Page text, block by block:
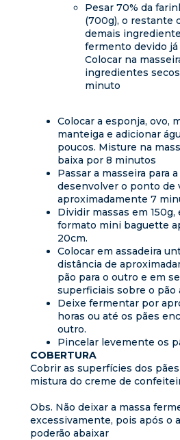
Pesar 70% da
(700g), o restante
demais
fermento devido
Colocar na
ingredientes
minuto
Colocar a esponja, ovo,
manteiga e adicionar
poucos. Misture na
baixa por 8 minutos​
Passar a masseira para
desenvolver o ponto de
aproximadamente 7
Dividir massas em 150g,
formato mini baguette
20cm.​
Colocar em assadeira
distância de
pão para o outro e em
superficiais sobre o pão
Deixe fermentar por
horas ou até os pães
outro.​
Pincelar levemente os
COBERTURA​
Cobrir as superfícies dos
mistura do creme de
Obs. Não deixar a massa
excessivamente, pois após o
poderão abaixar​